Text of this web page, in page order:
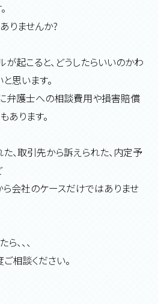
りませんか?
が起こると、どうしたらいいのかわ
思います。
弁護士への相談費用や損害賠償
あります。
、取引先から訴えられた、内定予
会社のケースだけではありませ
、、、
相談ください。